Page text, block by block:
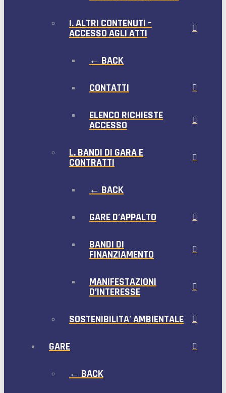
I. ALTRI CONTENUTI –
ACCESSO AGLI ATTI
← BACK
CONTATTI
ELENCO RICHIESTE
ACCESSO
L. BANDI DI GARA E
CONTRATTI
← BACK
GARE D’APPALTO
BANDI DI
FINANZIAMENTO
MANIFESTAZIONI
D’INTERESSE
SOSTENIBILITA’ AMBIENTALE
GARE
← BACK